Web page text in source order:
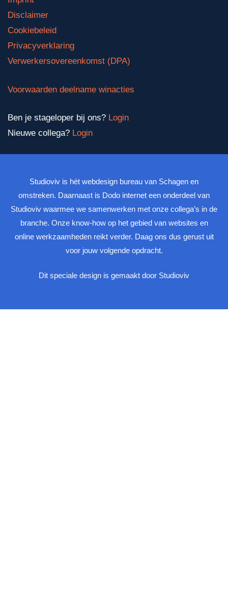
Disclaimer
Cookiebeleid
Privacyverklaring
Verwerkersovereenkomst (DPA)
Voorwaarden deelname winacties
Ben je stageloper bij ons? Login
Nieuwe collega? Login
Studioviv is hét webdesign bureau van Schagen en
omstreken. Daarnaast is Dodo internet een onderdeel van
Studioviv waarmee we samenwerken met onze collega’s in de
branche. Onze know-how op het gebied van websites en
online werkzaamheden reikt verder. Daag ons dus gerust uit
voor jouw volgende opdracht.
Dit speciale design is gemaakt door Studioviv